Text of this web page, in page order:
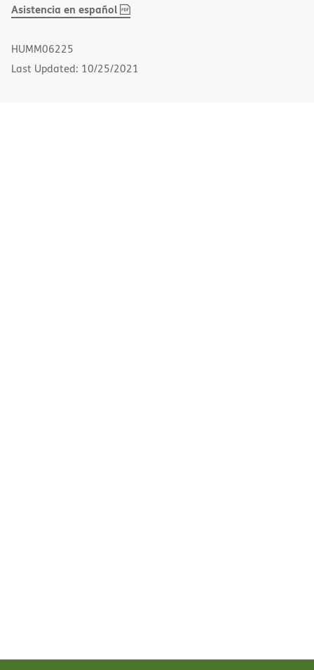
Asistencia en español,
(opens
HUMM06225
Last Updated: 10/25/2021